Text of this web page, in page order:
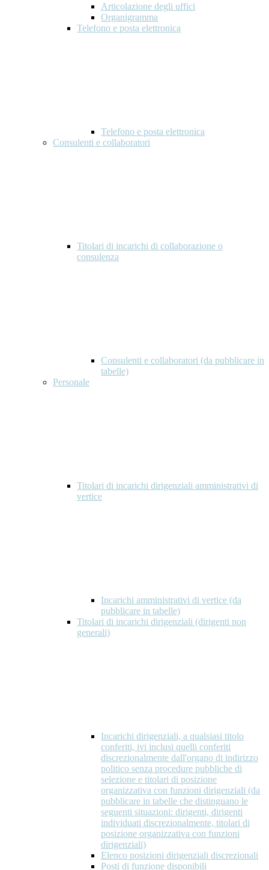
Articolazione degli uffici
Organigramma
Telefono e posta elettronica
Telefono e posta elettronica
Consulenti e collaboratori
Titolari di incarichi di collaborazione o
consulenza
Consulenti e collaboratori (da pubblicare in
tabelle)
Personale
Titolari di incarichi dirigenziali amministrativi di
vertice
Incarichi amministrativi di vertice (da
pubblicare in tabelle)
Titolari di incarichi dirigenziali (dirigenti non
generali)
Incarichi dirigenziali, a qualsiasi titolo
conferiti, ivi inclusi quelli conferiti
discrezionalmente dall'organo di indirizzo
politico senza procedure pubbliche di
selezione e titolari di posizione
organizzativa con funzioni dirigenziali (da
pubblicare in tabelle che distinguano le
seguenti situazioni: dirigenti, dirigenti
individuati discrezionalmente, titolari di
posizione organizzativa con funzioni
dirigenziali)
Elenco posizioni dirigenziali discrezionali
Posti di funzione disponibili